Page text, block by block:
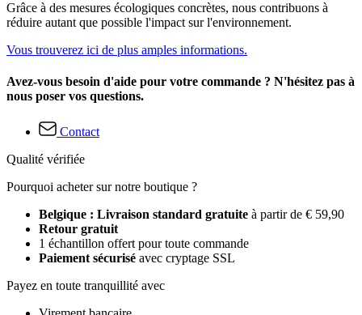
Grâce à des mesures écologiques concrètes, nous contribuons à
réduire autant que possible l'impact sur l'environnement.
Vous trouverez ici de plus amples informations.
Avez-vous besoin d'aide pour votre commande ? N'hésitez pas à
nous poser vos questions.
Contact
Qualité vérifiée
Pourquoi acheter sur notre boutique ?
Belgique : Livraison standard gratuite à partir de € 59,90
Retour gratuit
1 échantillon offert pour toute commande
Paiement sécurisé avec cryptage SSL
Payez en toute tranquillité avec